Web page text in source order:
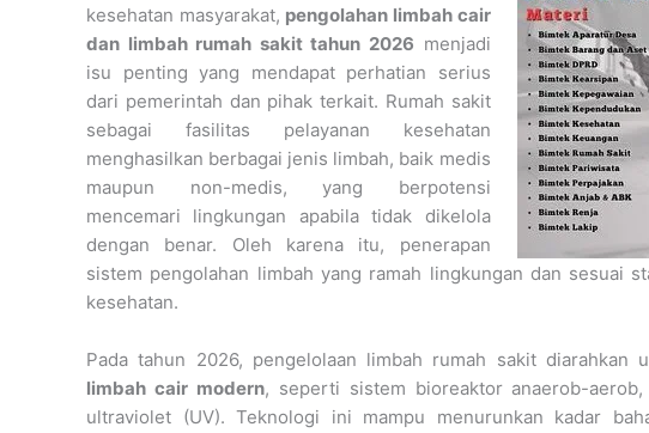
kesehatan masyarakat, pengolahan limbah cair
dan limbah rumah sakit tahun 2026 menjadi
isu penting yang mendapat perhatian serius
dari pemerintah dan pihak terkait. Rumah sakit
sebagai fasilitas pelayanan kesehatan
menghasilkan berbagai jenis limbah, baik medis
maupun non-medis, yang berpotensi
mencemari lingkungan apabila tidak dikelola
dengan benar. Oleh karena itu, penerapan
sistem pengolahan limbah yang ramah lingkungan dan sesuai
kesehatan.
Pada tahun 2026, pengelolaan limbah rumah sakit diarahkan
limbah cair modern, seperti sistem bioreaktor anaerob-
ultraviolet (UV). Teknologi ini mampu menurunkan kadar